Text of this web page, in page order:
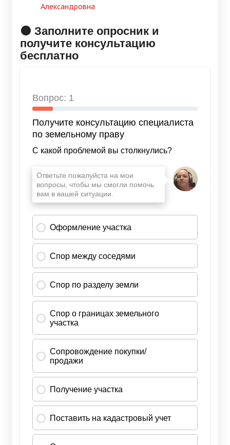
Александровна
🟠 Заполните опросник и
получите консультацию
бесплатно